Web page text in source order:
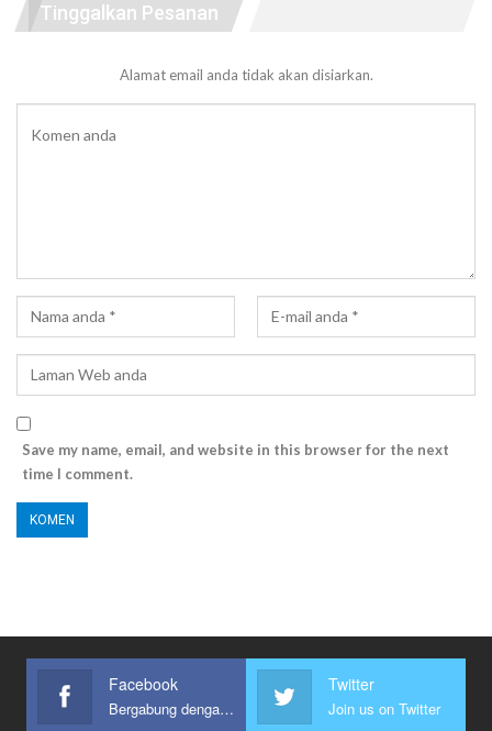
Tinggalkan Pesanan
Alamat email anda tidak akan disiarkan.
Save my name, email, and website in this browser for the next
time I comment.
Facebook
Bergabung dengan kami
Twitter
Join us on Twitter